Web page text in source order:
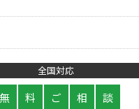
全国対応
無 料 ご 相 談